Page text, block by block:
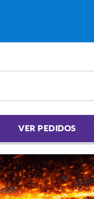
VER PEDIDOS